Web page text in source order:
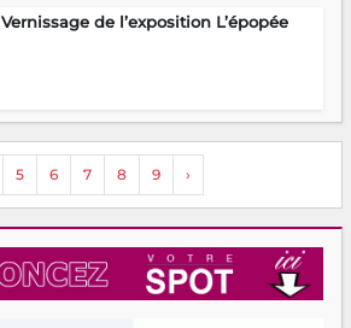
Vernissage de l’exposition L’épopée
5 6 7 8 9 ›